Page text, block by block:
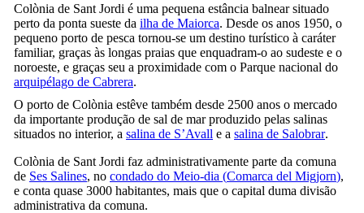
Colònia de Sant Jordi é uma pequena estância balnear situado
perto da ponta sueste da ilha de Maiorca. Desde os anos 1950, o
pequeno porto de pesca tornou-se um destino turístico à caráter
familiar, graças às longas praias que enquadram-o ao sudeste e o
noroeste, e graças seu a proximidade com o Parque nacional do
arquipélago de Cabrera.
O porto de Colònia estêve também desde 2500 anos o mercado
da importante produção de sal de mar produzido pelas salinas
situados no interior, a salina de S’Avall e a salina de Salobrar.
Colònia de Sant Jordi faz administrativamente parte da comuna
de Ses Salines, no condado do Meio-dia (Comarca del Migjorn),
e conta quase 3000 habitantes, mais que o capital duma divisão
administrativa da comuna.